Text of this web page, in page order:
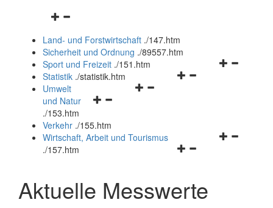
Navigationsmenü
und
schließen
Land- und Forstwirtschaft ./147.htm
Sicherheit und Ordnung ./89557.htm
Navigationsmenü
Sport und Freizeit ./151.htm
Navigationsmenü
Statistik ./statistik.htm
Navigationsmenü
und
schließen
Umwelt
und Natur
./153.htm
Verkehr ./155.htm
Navigationsmenü
schließen
Wirtschaft, Arbeit und Tourismus
./157.htm
Aktuelle Messwerte